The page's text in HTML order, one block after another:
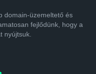
domain-üzemeltető és
fejlődünk, hogy a
nyújtsuk.